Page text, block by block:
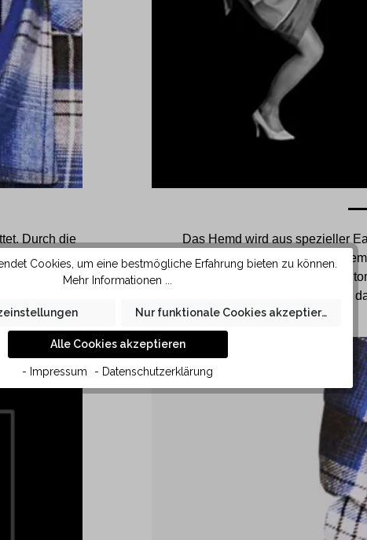
Durch die
sehr
des
Das Hemd wird aus spezieller
Baumwollfaser glättet sich nach
kleine Falten im Hemd legen sich
somit wird
Cookies, um eine bestmögliche Erfahrung bieten zu können.
Mehr Informationen ...
Nur funktionale Cookies akzeptieren
Alle Cookies akzeptieren
- Impressum - Datenschutzerklärung